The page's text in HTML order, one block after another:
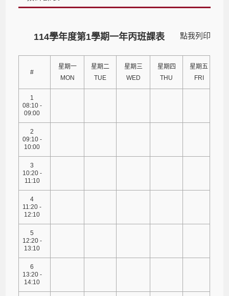
點我列印
114學年度第1學期一年丙班課表
#
星期一
MON
星期二
TUE
星期三
WED
星期四
THU
星期五
FRI
1
08:10 -
09:00
2
09:10 -
10:00
3
10:20 -
11:10
4
11:20 -
12:10
5
12:20 -
13:10
6
13:20 -
14:10